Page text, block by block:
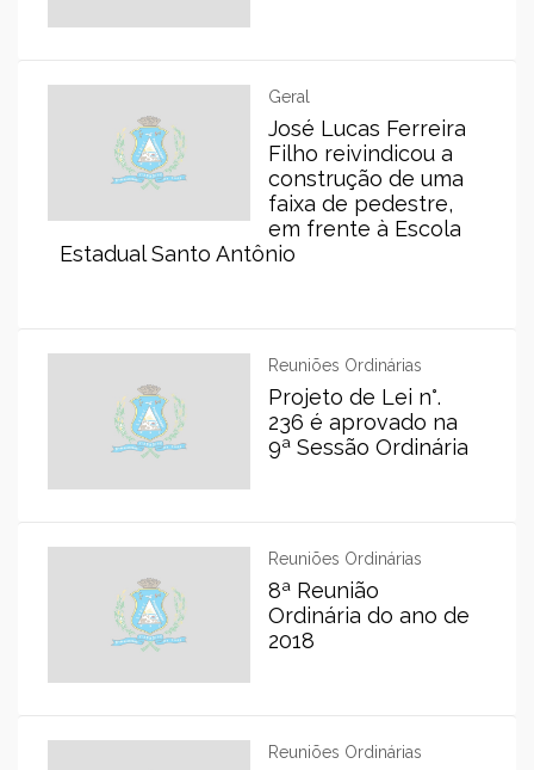
Geral
José Lucas Ferreira
Filho reivindicou a
construção de uma
faixa de pedestre,
em frente à Escola
Estadual Santo Antônio
Reuniões Ordinárias
Projeto de Lei n°.
236 é aprovado na
9ª Sessão Ordinária
Reuniões Ordinárias
8ª Reunião
Ordinária do ano de
2018
Reuniões Ordinárias